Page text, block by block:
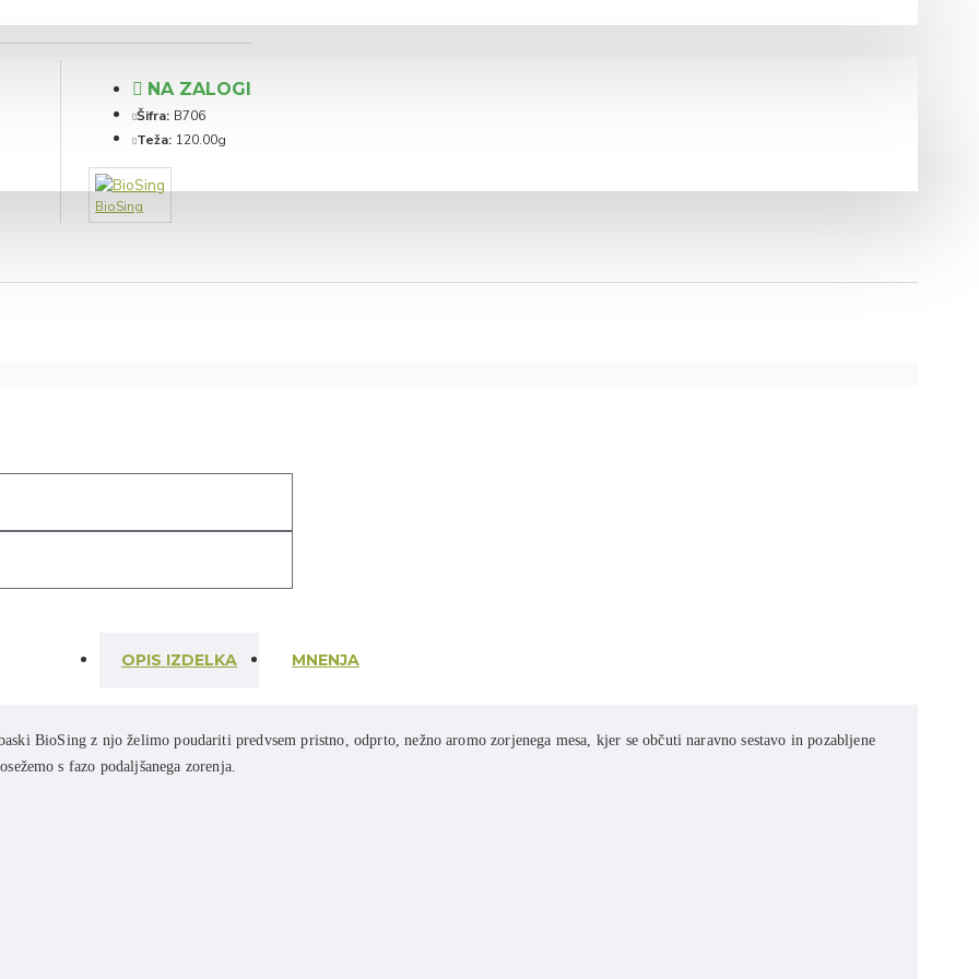
NA ZALOGI
Šifra: B706
Teža: 120.00g
BioSing
OPIS IZDELKA MNENJA
BioSing z njo želimo poudariti predvsem pristno, odprto, nežno aromo zorjenega mesa, kjer se občuti naravno sestavo in pozabljene
s fazo podaljšanega zorenja.